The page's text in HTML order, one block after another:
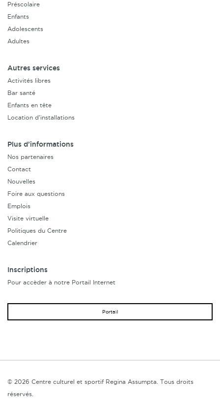
Préscolaire
Enfants
Adolescents
Adultes
Autres services
Activités libres
Bar santé
Enfants en tête
Location d’installations
Plus d’informations
Nos partenaires
Contact
Nouvelles
Foire aux questions
Emplois
Visite virtuelle
Politiques du Centre
Calendrier
Inscriptions
Pour accèder à notre Portail Internet
Portail
© 2026 Centre culturel et sportif Regina Assumpta. Tous droits
réservés.